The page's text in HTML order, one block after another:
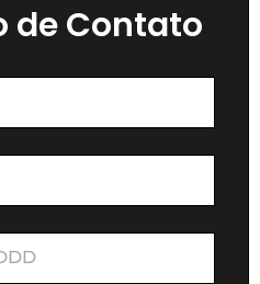
de Contato